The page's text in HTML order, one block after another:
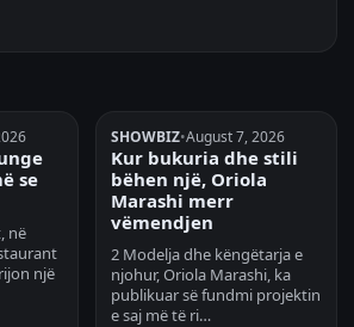
se
në
një
SHOWBIZ•August 7, 2026
Kur bukuria dhe stili
bëhen një, Oriola
Marashi merr
vëmendjen
2 Modelja dhe këngëtarja e
njohur, Oriola Marashi, ka
publikuar së fundmi projektin
e saj më të ri…